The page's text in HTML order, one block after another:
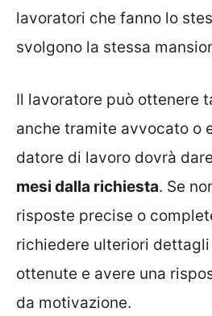
lavoratori che fanno lo
svolgono la stessa
Il lavoratore può ottenere
anche tramite avvocato o
datore di lavoro dovrà
mesi dalla richiesta. Se
risposte precise o
richiedere ulteriori
ottenute e avere una
da motivazione.